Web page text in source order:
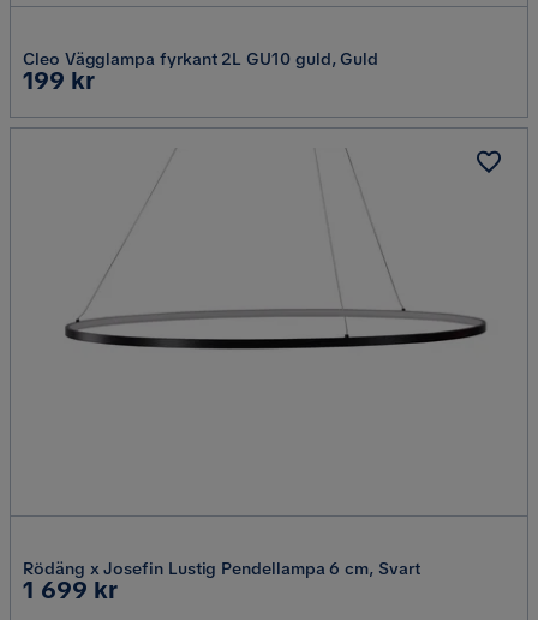
Cleo Vägglampa fyrkant 2L GU10 guld, Guld
Pris
199 kr
Rödäng x Josefin Lustig Pendellampa 6 cm, Svart
Pris
1 699 kr